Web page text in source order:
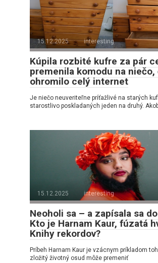
15.12.2025 interesting
Kúpila rozbité kufre za pár
premenila komodu na niečo,
ohromilo celý internet
Je niečo neuveriteľne príťažlivé na starých
starostlivo poskladaných jeden na druhý.
15.12.2025 interesting
Neoholi sa – a zapísala sa
Kto je Harnam Kaur, fúzatá
Knihy rekordov?
Príbeh Harnam Kaur je vzácnym príkladom
zložitý životný osud môže premeniť